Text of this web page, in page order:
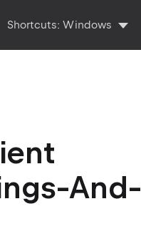
Shortcuts:Windows
And-